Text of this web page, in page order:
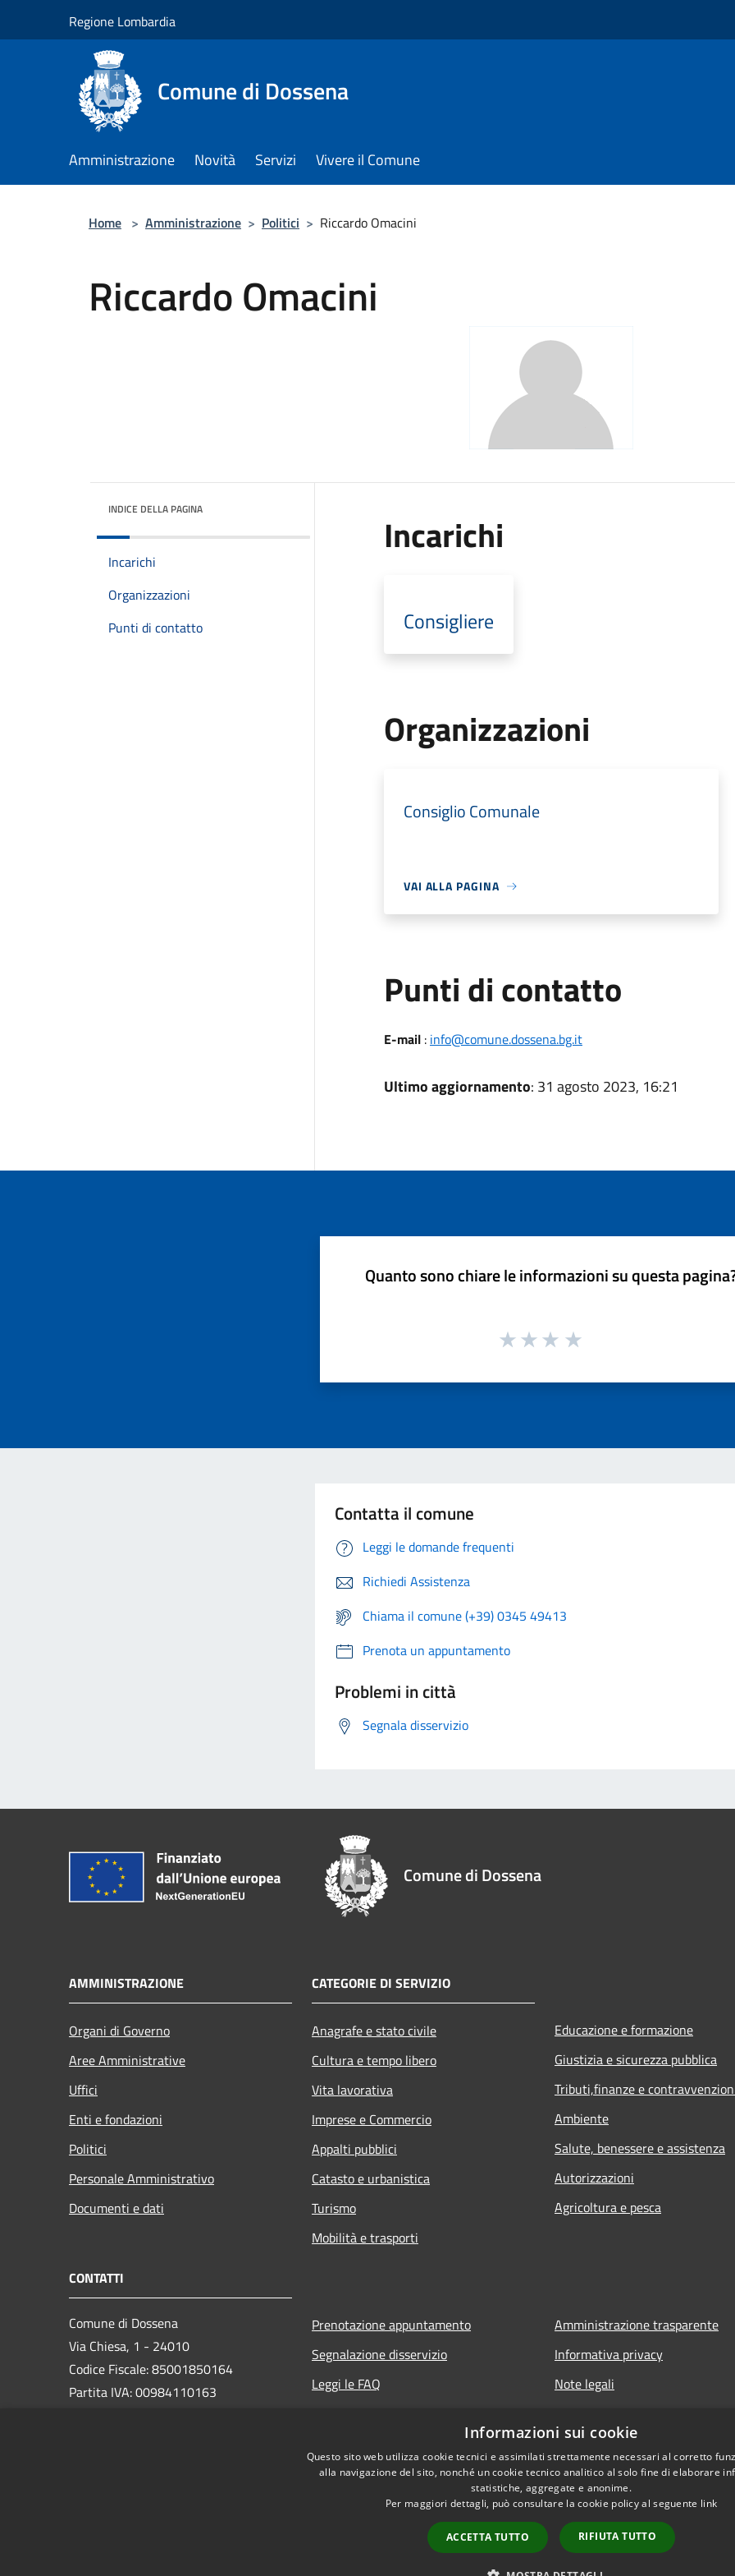
Regione Lombardia
Comune di Dossena
Amministrazione Novità Servizi Vivere il Comune
Home > Amministrazione > Politici > Riccardo Omacini
Riccardo Omacini
INDICE DELLA PAGINA
Incarichi
Organizzazioni
Punti di contatto
Incarichi
Consigliere
Organizzazioni
Consiglio Comunale
VAI ALLA PAGINA
Punti di contatto
E-mail: info@comune.dossena.bg.it
Ultimo aggiornamento: 31 agosto 2023, 16:21
Quanto sono chiare le informazioni su questa
Contatta il comune
Leggi le domande frequenti
Richiedi Assistenza
Chiama il comune (+39) 0345 49413
Prenota un appuntamento
Problemi in città
Segnala disservizio
Comune di Dossena
AMMINISTRAZIONE
Organi di Governo
Aree Amministrative
Uffici
Enti e fondazioni
Politici
Personale Amministrativo
Documenti e dati
CATEGORIE DI SERVIZIO
Anagrafe e stato civile
Cultura e tempo libero
Vita lavorativa
Imprese e Commercio
Appalti pubblici
Catasto e urbanistica
Turismo
Mobilità e trasporti
Educazione e formazione
Giustizia e sicurezza pubblica
Tributi,finanze e
Ambiente
Salute, benessere e assistenza
Autorizzazioni
Agricoltura e pesca
CONTATTI
Comune di Dossena
Via Chiesa, 1 - 24010
Codice Fiscale: 85001850164
Partita IVA: 00984110163
Prenotazione appuntamento
Segnalazione disservizio
Leggi le FAQ
Amministrazione trasparente
Informativa privacy
Note legali
Informazioni sui cookie
Questo sito web utilizza cookie tecnici e assimilati strettamente necessari al corretto
alla navigazione del sito, nonché un cookie tecnico analitico al solo fine di elaborare
statistiche, aggregate e anonime.
Per maggiori dettagli, può consultare la cookie policy al seguente link
ACCETTA TUTTO RIFIUTA TUTTO